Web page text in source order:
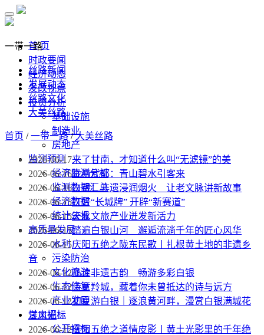
首 页
时政要闻
经济动态
发改视点
投资分析
基础设施
制造业
房地产
监测预测
经济监测分析
监测数据汇总
经济数据
统计公报
高质量发展
水利
污染防治
文化旅游
生态修复
产业发展
甘肃招标
公开招标
一带一路
丝路新闻
发展动态
丝路文化
大美丝路
首页 /一带一路/大美丝路
2026-06-17来了甘南，才知道什么叫“无滤镜”的美
2026-06-16陇南武都：青山碧水引客来
2026-06-16白银：非遗浸润烟火 让老文脉讲新故事
2026-06-15打好“长城牌” 开辟“新赛道”
2026-06-15天水文旅产业迸发新活力
2026-06-15踏遍白银山河 邂逅流淌千年的匠心风华
2026-06-15庆阳五绝之陇东民歌丨扎根黄土地的非遗乡
音
2026-06-12品读非遗古韵 畅游多彩白银
2026-06-12诗意羚城，藏着你未曾抵达的诗与远方
2026-06-12初夏游白银｜逐浪黄河畔，漫赏白银满城花
漾风光
2026-06-12庆阳五绝之道情皮影丨黄土光影里的千年绝